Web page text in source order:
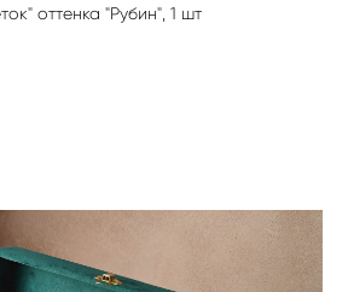
оттенка "Рубин", 1 шт